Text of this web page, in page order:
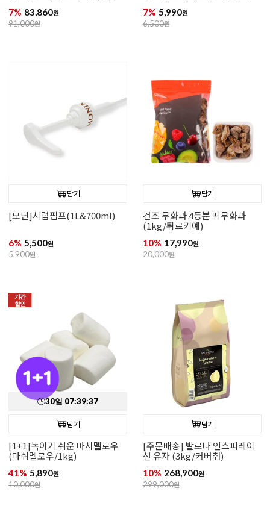
7% 83,860원
91,000원
7% 5,990원
6,500원
담기
[모닌]시럽펌프(1L&700ml)
6% 5,500원
5,900원
담기
건조 무화과 4등분 떡무화과
(1kg/튀르키예)
10% 17,990원
20,000원
기간
할인
30일 07:39:35
담기
[1+1]녹이기 쉬운 마시멜로우
(마쉬멜로우/1kg)
41% 5,890원
10,000원
담기
[주문배송] 발로나 인스피레이
션 유자 (3kg/커버춰)
10% 268,900원
299,000원